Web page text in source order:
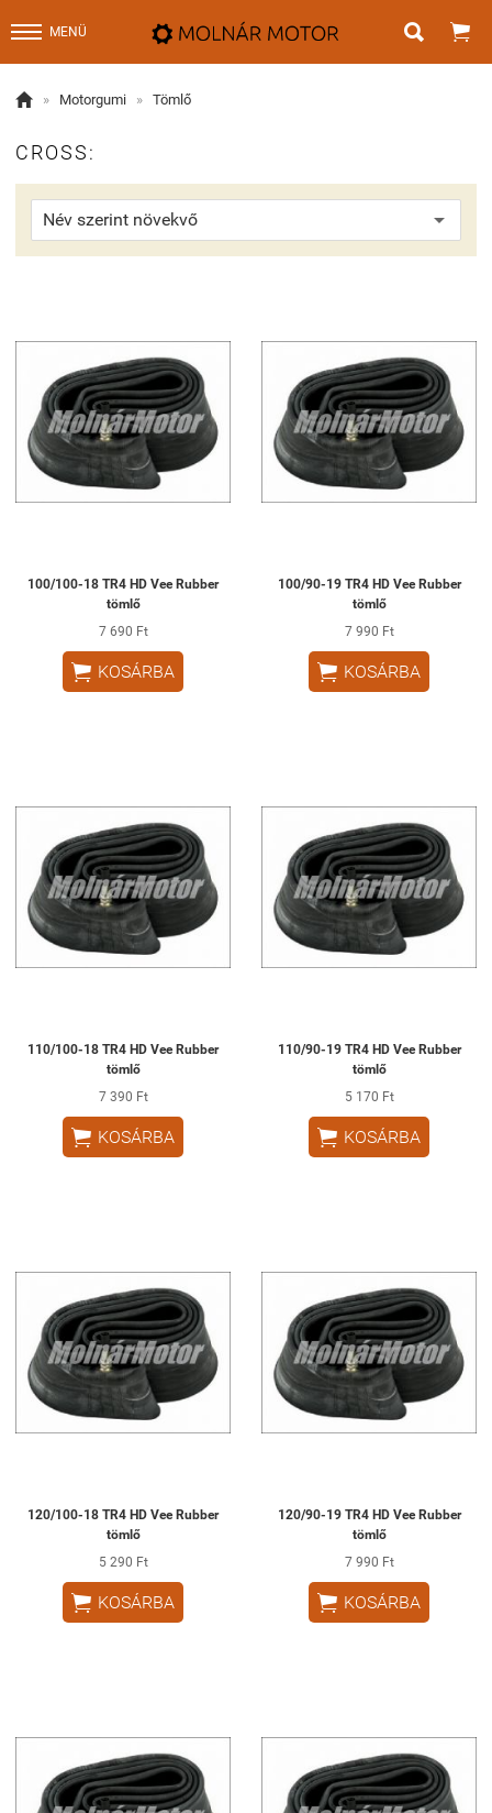
MENÜ  
 » Motorgumi » Tömlő
CROSS:
100/100-18 TR4 HD Vee Rubber
tömlő
7 690 Ft
 KOSÁRBA
100/90-19 TR4 HD Vee Rubber
tömlő
7 990 Ft
 KOSÁRBA
110/100-18 TR4 HD Vee Rubber
tömlő
7 390 Ft
 KOSÁRBA
110/90-19 TR4 HD Vee Rubber
tömlő
5 170 Ft
 KOSÁRBA
120/100-18 TR4 HD Vee Rubber
tömlő
5 290 Ft
 KOSÁRBA
120/90-19 TR4 HD Vee Rubber
tömlő
7 990 Ft
 KOSÁRBA